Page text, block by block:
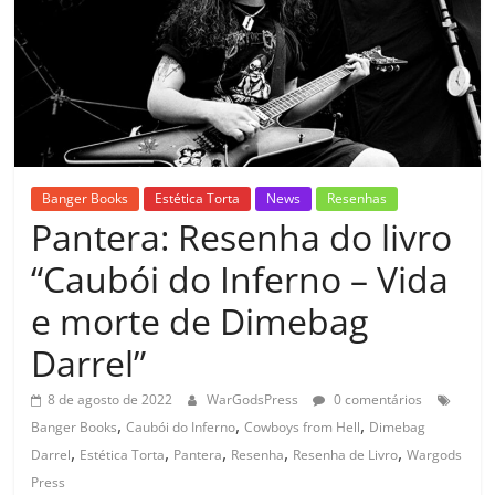
Banger Books Estética Torta News Resenhas
Pantera: Resenha do livro
“Caubói do Inferno – Vida
e morte de Dimebag
Darrel”
8 de agosto de 2022 WarGodsPress
0 comentários
Banger Books,Caubói do Inferno,Cowboys from Hell, Dimebag
Darrel, Estética Torta, Pantera, Resenha, Resenha de Livro,Wargods
Press